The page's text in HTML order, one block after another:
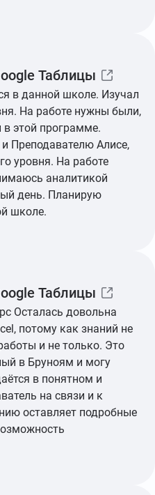
задавать
применим на практике)
Таблицы
в данной школе. Изучал
На работе нужны были,
этой программе.
Преподавателю Алисе,
уровня. На работе
аналитикой
день. Планирую
школе.
Таблицы
Осталась довольна
потому как знаний не
и не только. Это
в Бруноям и могу
в понятном и
на связи и к
оставляет подробные
также его
данного курса, то